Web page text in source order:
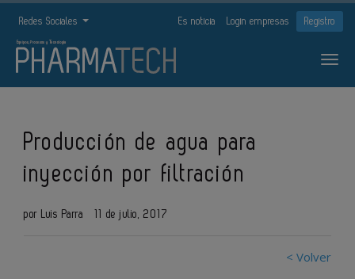
Redes Sociales Es noticia Login empresas Registro
Producción de agua para
inyección por filtración
por Luis Parra 11 de julio, 2017
< Volver